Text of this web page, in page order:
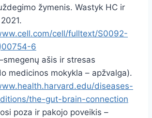
žymenis. Wastyk HC ir
cell/fulltext/S0092-
6
ašis ir stresas
medicinos mokykla – apžvalga).
diseases-
the-gut-brain-connection
poza ir pakojo poveikis –